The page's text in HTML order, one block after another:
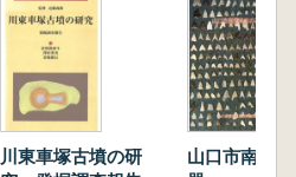
川東車塚古墳の研
山口市南部